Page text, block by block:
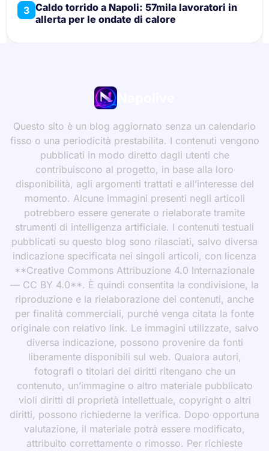
3 Caldo torrido a Napoli: 57mila lavoratori in
allerta per le ondate di calore
Questo sito è un blog aggiornato senza un calendario
fisso o una periodicità prestabilita. I contenuti vengono
pubblicati in modo diretto dagli utenti che
contribuiscono al progetto, in base alla loro
disponibilità, agli argomenti trattati e all’interesse del
momento. Alcune immagini presenti negli articoli
potrebbero essere generate o rielaborate tramite
strumenti di intelligenza artificiale. I contenuti testuali
pubblicati su questo blog sono rilasciati, salvo diversa
indicazione specificata nei singoli articoli, con licenza
**Creative Commons Attribuzione 4.0 Internazionale
— CC BY 4.0**. È quindi consentita la condivisione, la
riproduzione e la rielaborazione dei contenuti, anche
per finalità commerciali, purché venga citata la fonte
originale con relativo link. Le immagini utilizzate, salvo
diversa indicazione, possono provenire da fonti
liberamente disponibili sul web. Qualora autori,
fotografi o titolari dei diritti ritengano che un
contenuto, un’immagine o altro materiale pubblicato
violi diritti di proprietà intellettuale, copyright o altri
diritti, possono richiederne la verifica. Dopo opportuna
valutazione, il materiale potrà essere modificato,
attribuito correttamente o rimosso. Per richieste